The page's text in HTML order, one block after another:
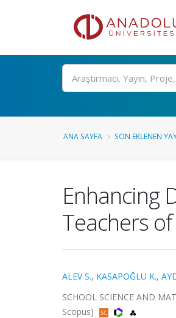
Ara
ANA SAYFA SON EKLENEN
Enhancing
Teachers
ALEV S., KASAPOĞLU K.,
SCHOOL SCIENCE AND
Scopus)